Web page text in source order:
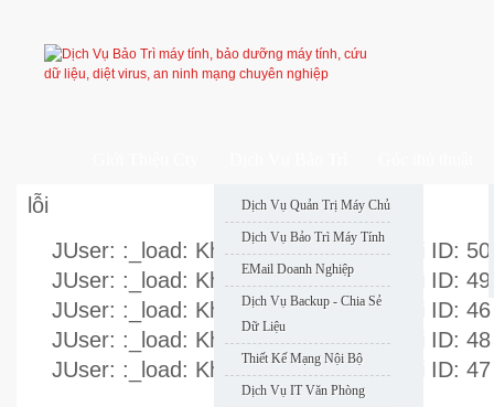
Dịch Vụ Quản Trị Máy Chủ
Dịch Vụ Bảo Trì Máy Tính
EMail Doanh Nghiệp
Dịch Vụ Backup - Chia Sẻ
Dữ Liệu
Thiết Kế Mạng Nội Bộ
Dịch Vụ IT Văn Phòng
lỗi
JUser: :_load: Không thể nạp user với ID: 50
JUser: :_load: Không thể nạp user với ID: 49
JUser: :_load: Không thể nạp user với ID: 46
JUser: :_load: Không thể nạp user với ID: 48
JUser: :_load: Không thể nạp user với ID: 47